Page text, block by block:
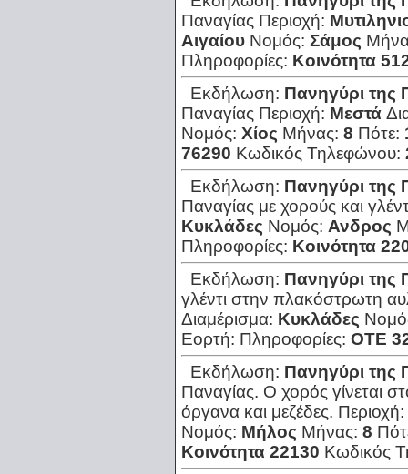
Παναγίας Περιοχή:
Αιγαίου Νομός: Σάμος
Πληροφορίες: Κοινότητα
Εκδήλωση: Πανηγύρι της
Παναγίας Περιοχή: Μεστά
Νομός: Χίος Μήνας: 8 Πότε:
76290 Κωδικός Τηλεφώνου:
Εκδήλωση: Πανηγύρι της
Παναγίας με χορούς και
Κυκλάδες Νομός: Ανδρος
Πληροφορίες: Κοινότητα
Εκδήλωση: Πανηγύρι της
γλέντι στην πλακόστρωτη
Διαμέρισμα: Κυκλάδες
Εορτή: Πληροφορίες: ΟΤΕ
Εκδήλωση: Πανηγύρι της
Παναγίας. Ο χορός γίνεται
όργανα και μεζέδες. Περιοχή:
Νομός: Μήλος Μήνας: 8
Κοινότητα 22130 Κωδικός